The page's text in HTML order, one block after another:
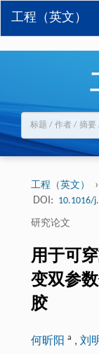
工程（英文）
工程（英文）
DOI: 10.1016/
研究论文
用于可
变双参
胶
何昕阳 a , 刘